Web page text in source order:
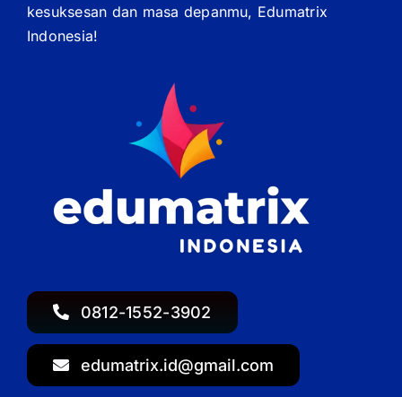
0812-1552-3902
edumatrix.id@gmail.com
kesuksesan dan masa depanmu, Edumatrix
Indonesia!